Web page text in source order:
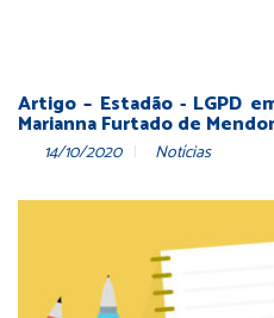
Artigo – Estadão - LGPD
Marianna Furtado de
14/10/2020 Notícias